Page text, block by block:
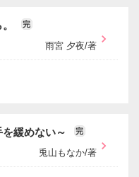
完
雨宮 夕夜/著
緩めない～ 完
兎山もなか/著